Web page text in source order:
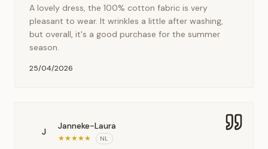
A lovely dress, the 100% cotton fabric is very
pleasant to wear. It wrinkles a little after washing,
but overall, it's a good purchase for the summer
season.
25/04/2026
J
Janneke-Laura
★★★★★ NL